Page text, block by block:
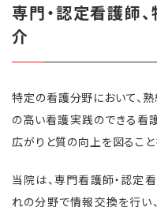
専門・認定看護師
介
特定の看護分野において、
の高い看護実践のできる看
広がりと質の向上を図ること
当院は、専門看護師・認定
れの分野で情報交換を行い